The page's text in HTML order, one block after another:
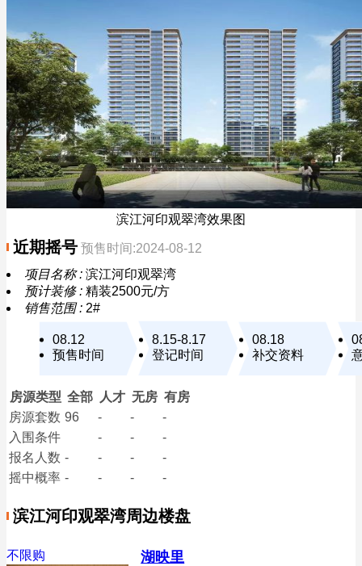
滨江河印观翠湾效果图
近期摇号 预售时间:2024-08-12
项目名称 : 滨江河印观翠湾
预计装修 : 精装2500元/方
销售范围 : 2#
08.12
预售时间
8.15-8.17
登记时间
08.18
补交资料
房源类型 全部 人才 无房 有房
房源套数 96 - -
-
入围条件
- -
-
报名 人数 - - -
-
摇中概率 - - - -
滨江河印观翠湾周边楼盘
不限购 湖映里